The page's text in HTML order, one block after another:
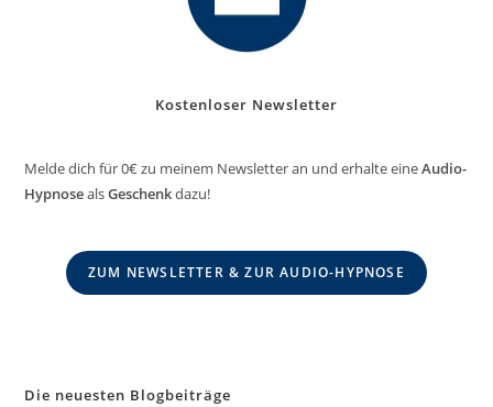
Kostenloser Newsletter
Melde dich für 0€ zu meinem Newsletter an und erhalte eineAudio-
HypnosealsGeschenkdazu!
ZUM NEWSLETTER & ZUR AUDIO-HYPNOSE
Die neuesten Blogbeiträge